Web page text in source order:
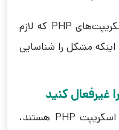
برای حل این مشکل، ما تمام اسکریپت‌های PHP که لازم
اینکه مشکل را شناسایی
غیرفعال کنید
همه‌ی افزونه‌های وردپرس شما، اسکریپت PHP هستند،